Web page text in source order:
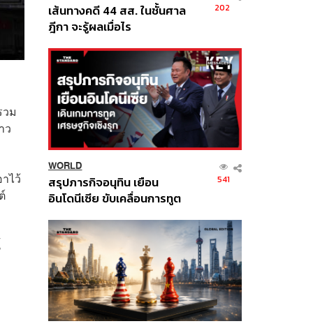
ม
ว
ไว้
เส้นทางคดี 44 สส. ในชั้นศาล
ฎีกา จะรู้ผลเมื่อไร
202
WORLD
สรุปภารกิจอนุทิน เยือน
อินโดนีเซีย ขับเคลื่อนการทูต
ส่วนยุทธศาสตร์ไทย –
อินโดนีเซีย
541